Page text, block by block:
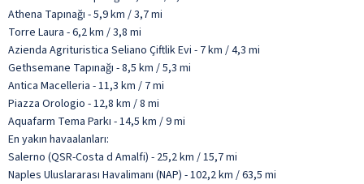
Athena Tapınağı - 5,9 km / 3,7 mi
Torre Laura - 6,2 km / 3,8 mi
Azienda Agrituristica Seliano Çiftlik Evi - 7 km / 4,3 mi
Gethsemane Tapınağı - 8,5 km / 5,3 mi
Antica Macelleria - 11,3 km / 7 mi
Piazza Orologio - 12,8 km / 8 mi
Aquafarm Tema Parkı - 14,5 km / 9 mi
En yakın havaalanları:
Salerno (QSR-Costa d Amalfi) - 25,2 km / 15,7 mi
Naples Uluslararası Havalimanı (NAP) - 102,2 km / 63,5 mi